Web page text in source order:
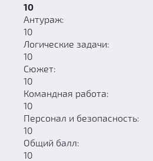
10
Антураж:
10
Логические задачи:
10
Сюжет:
10
Командная работа:
10
Персонал и безопасность:
10
Общий балл:
10